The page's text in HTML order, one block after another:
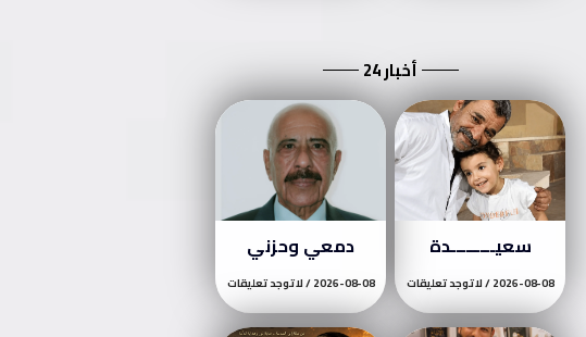
أخبار 24
سعيـــــــــدة
2026-08-08 لا توجد تعليقات
دمعي وحزني
2026-08-08 لا توجد تعليقات